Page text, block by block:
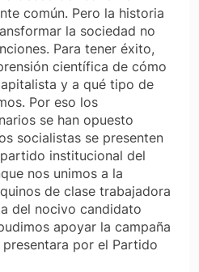
común. Pero la historia
la sociedad no
Para tener éxito,
científica de cómo
y a qué tipo de
Por eso los
se han opuesto
socialistas se presenten
institucional del
nos unimos a la
de clase trabajadora
del nocivo candidato
apoyar la campaña
por el Partido